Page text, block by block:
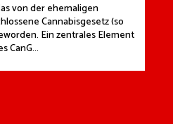
von der ehemaligen
Cannabisgesetz (so
Ein zentrales Element
CanG...